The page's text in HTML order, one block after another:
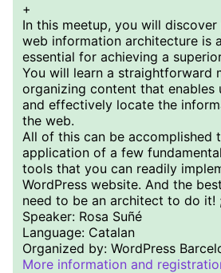
+
In this meetup, you will
web information architecture is
essential for achieving a
You will learn a straightforward
organizing content that enables
and effectively locate the
the web.
All of this can be accomplished
application of a few
tools that you can readily
WordPress website. And the
need to be an architect to do it!
Speaker: Rosa Suñé
Language: Catalan
Organized by: WordPress
More information and